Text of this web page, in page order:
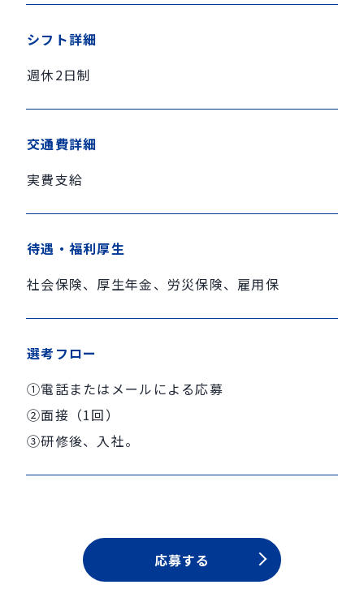
シフト詳細
週休2日制
交通費詳細
実費支給
待遇・福利厚生
社会保険、厚生年金、労災保険、雇用保
選考フロー
①電話またはメールによる応募
②面接（1回）
③研修後、入社。
応募する